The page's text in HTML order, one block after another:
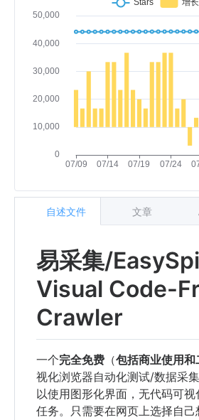
易采集/
Visual Code-
Crawler
一个完全免费 （包括商业使用和
视化浏览器自动化测试/数据采
以使用图形化界面，无代码可
任务。只需要在网页上选择自
自述文件 文章